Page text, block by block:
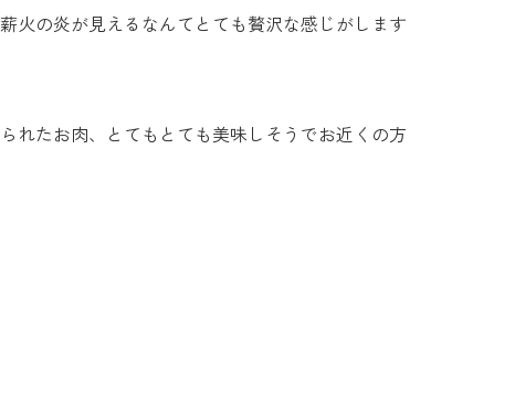
火の炎が見えるなんてとても贅沢な感じがします
れたお肉、とてもとても美味しそうでお近くの方